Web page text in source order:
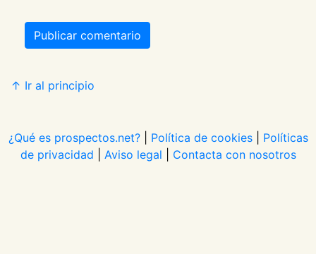
Publicar comentario
↑ Ir al principio
¿Qué es prospectos.net?| Política de cookies| Políticas
de privacidad
Aviso legal Contacta con nosotros